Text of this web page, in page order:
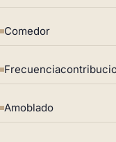
Comedor
Amoblado